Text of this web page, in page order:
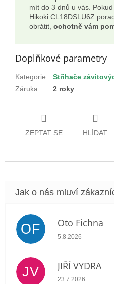
mít do 3 dnů u vás.
Hikoki CL18DSLU6Z
obrátit, ochotně vám
Doplňkové parametry
Kategorie:
Střihače
Záruka: 2 roky
ZEPTAT SE HLÍDAT
OF Oto Fichna
Hodnocení
5.8.2026
JV JIŘÍ VYDRA
Hodnocení
23.7.2026